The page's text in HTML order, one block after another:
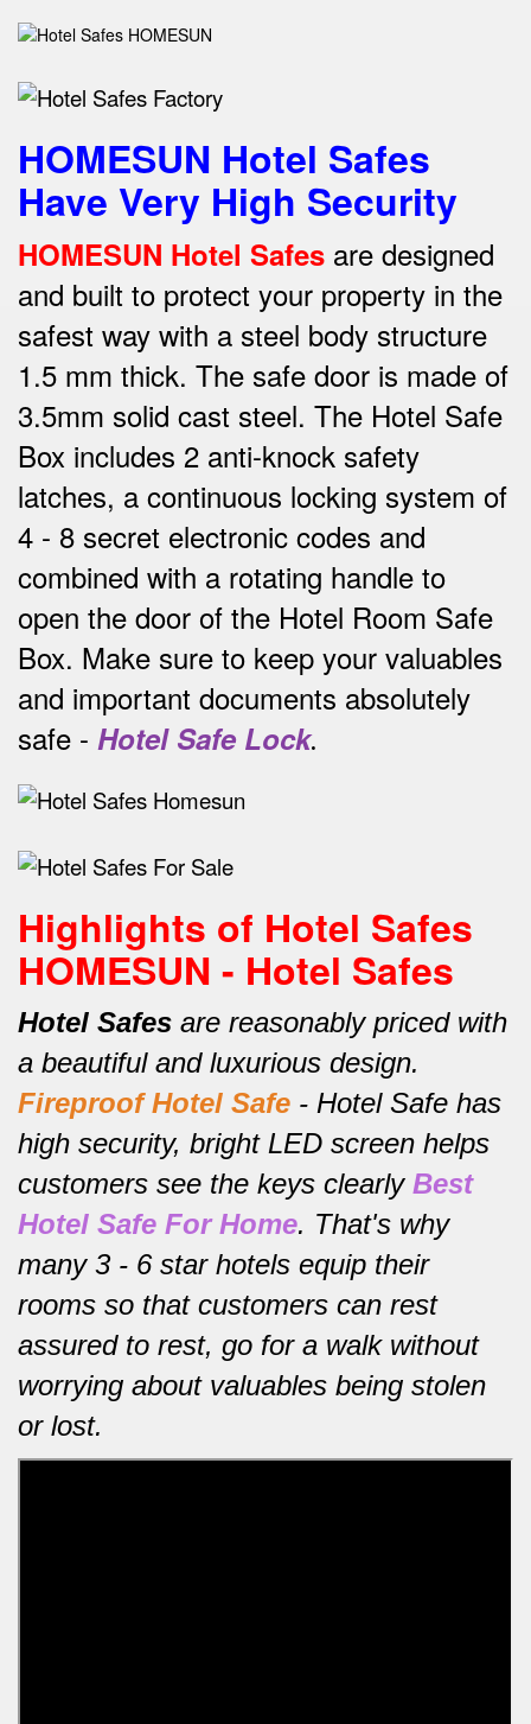
HOMESUN Hotel Safes
Have Very High Security
HOMESUN Hotel Safes are designed
and built to protect your property in the
safest way with a steel body structure
1.5 mm thick. The safe door is made of
3.5mm solid cast steel. The Hotel Safe
Box includes 2 anti-knock safety
latches, a continuous locking system of
4 - 8 secret electronic codes and
combined with a rotating handle to
open the door of the Hotel Room Safe
Box. Make sure to keep your valuables
and important documents absolutely
safe - Hotel Safe Lock.
Highlights of Hotel Safes
HOMESUN - Hotel Safes
Hotel Safes are reasonably priced with
a beautiful and luxurious design.
Fireproof Hotel Safe - Hotel Safe has
high security, bright LED screen helps
customers see the keys clearly Best
Hotel Safe For Home. That's why
many 3 - 6 star hotels equip their
rooms so that customers can rest
assured to rest, go for a walk without
worrying about valuables being stolen
or lost.